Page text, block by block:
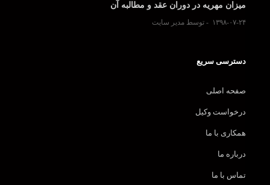
میزان مهریه در دوران عقد و مطالبه آن
۱۳۹۸-۰۷-۲۴ توسط مدیر سایت
دسترسی سریع
صفحه اصلی
درخواست وکیل
همکاری با ما
درباره ما
تماس با ما